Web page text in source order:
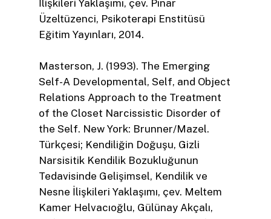
İlişkileri Yaklaşımı, çev. Pınar
Üzeltüzenci, Psikoterapi Enstitüsü
Eğitim Yayınları, 2014.
Masterson, J. (1993). The Emerging
Self-A Developmental, Self, and Object
Relations Approach to the Treatment
of the Closet Narcissistic Disorder of
the Self. New York: Brunner/Mazel.
Türkçesi; Kendiliğin Doğuşu, Gizli
Narsisitik Kendilik Bozukluğunun
Tedavisinde Gelişimsel, Kendilik ve
Nesne İlişkileri Yaklaşımı, çev. Meltem
Kamer Helvacıoğlu, Gülünay Akçalı,